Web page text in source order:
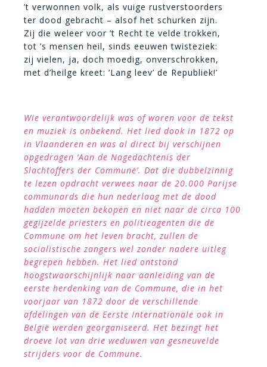
’t verwonnen volk, als vuige rustverstoorders
ter dood gebracht – alsof het schurken zijn.
Zij die weleer voor ’t Recht te velde trokken,
tot ’s mensen heil, sinds eeuwen twisteziek:
zij vielen, ja, doch moedig, onverschrokken,
met d’heilge kreet: ‘Lang leev’ de Republiek!’
Wie verantwoordelijk was of waren voor de tekst
en muziek is onbekend. Het lied dook in 1872 op
in Vlaanderen en was al direct bij verschijnen
opgedragen ‘Aan de Nagedachtenis der
Slachtoffers der Commune’. Dat die dubbelzinnig
te lezen opdracht verwees naar de 20.000 Parijse
communards die hun nederlaag met de dood
hadden moeten bekopen en niet naar de circa 100
gegijzelde priesters en politieagenten die de
Commune om het leven bracht, zullen de
socialistische zangers wel zonder nadere uitleg
begrepen hebben. Het lied ontstond
hoogstwaarschijnlijk naar aanleiding van de
eerste herdenking van de Commune, die in het
voorjaar van 1872 door de verschillende
afdelingen van de Eerste Internationale ook in
België werden georganiseerd. Het bezingt het
droeve lot van drie weduwen van gesneuvelde
strijders voor de Commune.